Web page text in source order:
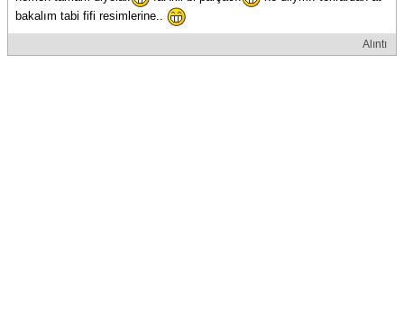
bakalım tabi fifi resimlerine..
Alıntı